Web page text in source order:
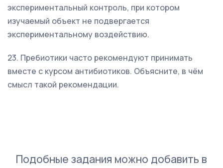
экспериментальный контроль, при котором
изучаемый объект не подвергается
экспериментальному воздействию.
23. Пребиотики часто рекомендуют принимать
вместе с курсом антибиотиков. Объясните, в чём
смысл такой рекомендации.
Подобные задания можно добавить в